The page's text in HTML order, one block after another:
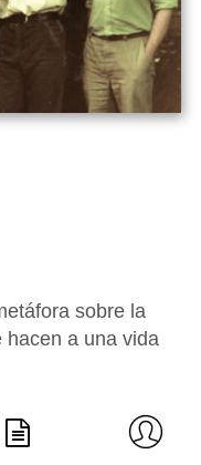
sobre la
hacen a una vida